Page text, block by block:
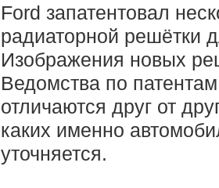
Ford запатентовал
радиаторной решётки
Изображения новых
Ведомства по
отличаются друг от
каких именно
уточняется.